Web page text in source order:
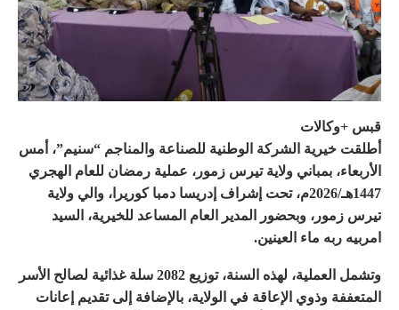
قبس +وكالات
أطلقت خيرية الشركة الوطنية للصناعة والمناجم “سنيم”، أمس
الأربعاء، بمباني ولاية تيرس زمور، عملية رمضان للعام الهجري
1447هـ/2026م، تحت إشراف إدريسا دمبا كوريرا، والي ولاية
تيرس زمور، وبحضور المدير العام المساعد للخيرية، السيد
امربيه ربه ماء العينين.
وتشمل العملية، لهذه السنة، توزيع 2082 سلة غذائية لصالح الأسر
المتعففة وذوي الإعاقة في الولاية، بالإضافة إلى تقديم إعانات